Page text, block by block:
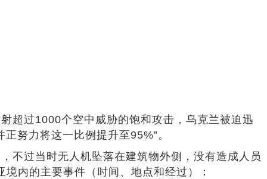
超过1000个空中威胁的饱和攻击，乌克兰被迫迅
努力将这一比例提升至95%”。
不过当时无人机坠落在建筑物外侧，没有造成人员
内的主要事件（时间、地点和经过）：